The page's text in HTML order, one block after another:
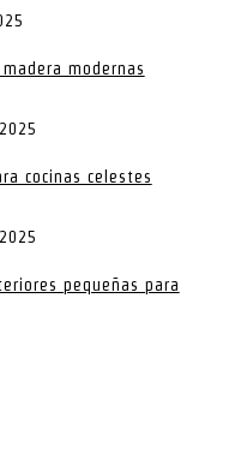
modernas
cocinas celestes
pequeñas para